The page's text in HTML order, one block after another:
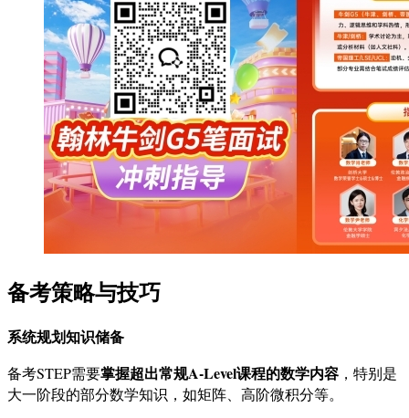
备考策略与技巧
系统规划知识储备
备考STEP需要掌握超出常规A-Level课程的数学内容 ，特别是
大一阶段的部分数学知识，如矩阵、高阶微积分等。